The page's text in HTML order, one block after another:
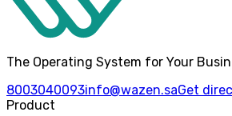
The Operating System for Your
8003040093info@wazen.saGet
Product